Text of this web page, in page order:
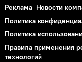
Реклама Новости
Политика
Политика
Правила применения
технологий